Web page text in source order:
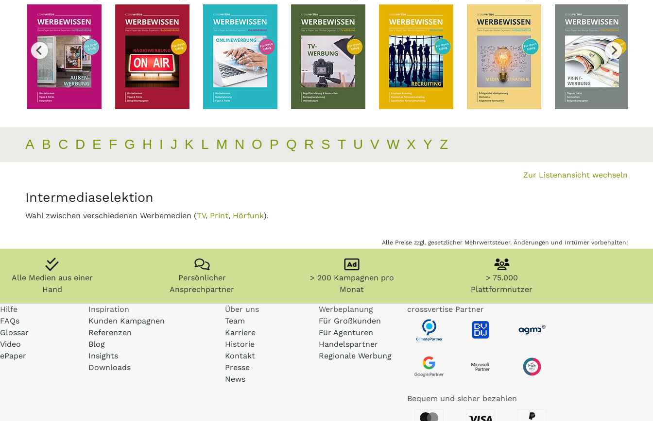
A B C D E F G H I J K L M N O P Q R S T U V W X Y Z
Zur Listenansicht wechseln
Intermediaselektion
Wahl zwischen verschiedenen Werbemedien (TV, Print, Hörfunk).
Alle Preise zzgl. gesetzlicher Mehrwertsteuer. Änderungen und Irrtümer vorbehalten!
Alle Medien aus einer
Hand
Persönlicher
Ansprechpartner
> 200 Kampagnen pro
Monat
> 75.000
Plattformnutzer
Hilfe
FAQs
Glossar
Video
ePaper
Inspiration
Kunden Kampagnen
Referenzen
Blog
Insights
Downloads
Über uns
Team
Karriere
Historie
Kontakt
Presse
News
Werbeplanung
Für Großkunden
Für Agenturen
Handelspartner
Regionale Werbung
crossvertise Partner
Bequem und sicher bezahlen